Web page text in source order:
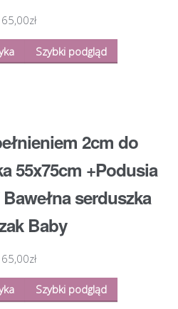
65,00zł
Szybki podgląd
2cm do
55x75cm +Podusia
serduszka
Baby
65,00zł
Szybki podgląd